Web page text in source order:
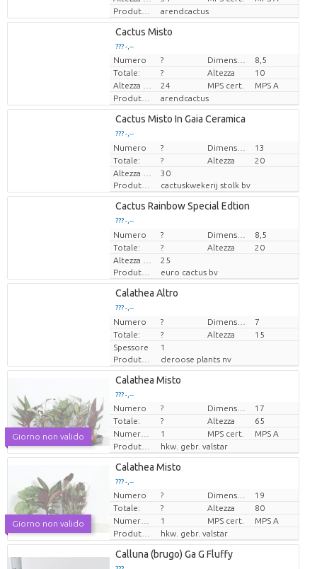
Loading...
??? -,--
Prezzo x uno
Loading...
??? -,--
Prezzo x uno
Loading...
Giorno non valido
Calathea Misto
??? -,--
Prezzo x uno
Numero ?
17
Totale:
? Altezza
65
Numero di piante/vaso
1 MPS cert.
MPS A
Produttore
hkw. gebr. valstar
Giorno non valido
Calathea Misto
??? -,--
Prezzo x uno
Numero ?
19
Totale:
? Altezza
80
Numero di piante/vaso
1 MPS cert.
MPS A
Produttore
hkw. gebr. valstar
Calluna (brugo) Ga G Fluffy
Loading...
??? -,--
Prezzo x uno
Loading...
??? -,--
Prezzo x uno
Loading...
??? -,--
Prezzo x uno
Loading...
??? -,--
Prezzo x uno
Produttore
arendcactus
Cactus Misto
??? -,--
Prezzo x uno
Numero ?
8,5
Totale:
? Altezza
10
24 MPS cert.
MPS A
Produttore
arendcactus
Cactus Misto In Gaia Ceramica
??? -,--
Prezzo x uno
Numero ?
13
Totale:
? Altezza
20
30
Produttore
cactuskwekerij stolk bv
Cactus Rainbow Special Edtion
??? -,--
Prezzo x uno
Numero ?
8,5
Totale:
? Altezza
20
25
Produttore
euro cactus bv
Calathea Altro
??? -,--
Prezzo x uno
Numero ?
7
Totale:
? Altezza
15
Spessore
1
Produttore
deroose plants nv